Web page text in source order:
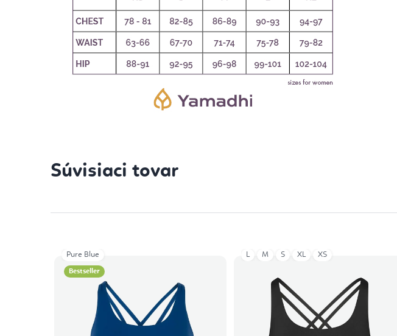
Súvisiaci tovar
Bestseller
Pure Blue L M S XL XS